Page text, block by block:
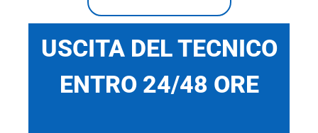
USCITA DEL TECNICO
ENTRO 24/48 ORE